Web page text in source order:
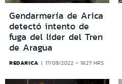
Gendarmería de Arica
detectó intento de
fuga del líder del Tren
de Aragua
REDARICA 17/08/2022 - 19:27 HRS